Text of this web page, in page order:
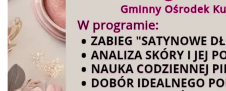
Puchar Złotego Gronia